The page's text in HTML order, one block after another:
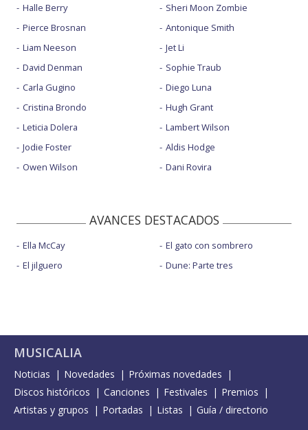
Halle Berry
Pierce Brosnan
Liam Neeson
David Denman
Carla Gugino
Cristina Brondo
Leticia Dolera
Jodie Foster
Owen Wilson
Sheri Moon Zombie
Antonique Smith
Jet Li
Sophie Traub
Diego Luna
Hugh Grant
Lambert Wilson
Aldis Hodge
Dani Rovira
AVANCES DESTACADOS
Ella McCay
El jilguero
El gato con sombrero
Dune: Parte tres
MUSICALIA
Noticias Novedades
Próximas novedades
Discos históricos
Canciones Festivales
Premios
Artistas y grupos
Portadas Listas Guía / directorio